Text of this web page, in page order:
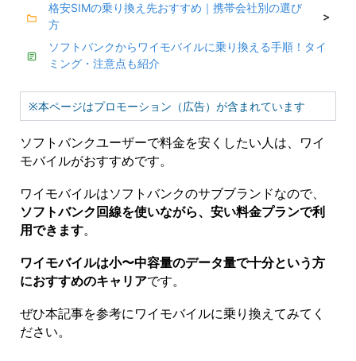
格安SIMの乗り換え先おすすめ｜携帯会社別の選び
方
>
ソフトバンクからワイモバイルに乗り換える手順！タイ
ミング・注意点も紹介
※本ページはプロモーション（広告）が含まれています
ソフトバンクユーザーで料金を安くしたい人は、ワイ
モバイルがおすすめです。
ワイモバイルはソフトバンクのサブブランドなので、
ソフトバンク回線を使いながら、安い料金プランで利
用できます。
ワイモバイルは小〜中容量のデータ量で十分という方
におすすめのキャリアです。
ぜひ本記事を参考にワイモバイルに乗り換えてみてく
ださい。